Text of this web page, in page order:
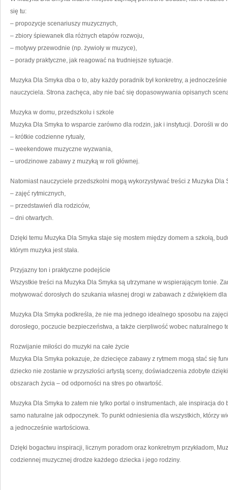
się tu:
– propozycje scenariuszy muzycznych,
– zbiory śpiewanek dla różnych etapów rozwoju,
– motywy przewodnie (np. żywioły w muzyce),
– porady praktyczne, jak reagować na trudniejsze sytuacje.
Muzyka Dla Smyka dba o to, aby każdy poradnik był konkretny, a
nauczyciela. Strona zachęca, aby nie bać się dopasowywania opisanych
Muzyka w domu, przedszkolu i szkole
Muzyka Dla Smyka to wsparcie zarówno dla rodzin, jak i instytucji. Dorośli w
– krótkie codzienne rytuały,
– weekendowe muzyczne wyzwania,
– urodzinowe zabawy z muzyką w roli głównej.
Natomiast nauczyciele przedszkolni mogą wykorzystywać treści z Muzyka Dla
– zajęć rytmicznych,
– przedstawień dla rodziców,
– dni otwartych.
Dzięki temu Muzyka Dla Smyka staje się mostem między domem a szkołą,
którym muzyka jest stała.
Przyjazny ton i praktyczne podejście
Wszystkie treści na Muzyka Dla Smyka są utrzymane w wspierającym tonie.
motywować dorosłych do szukania własnej drogi w zabawach z dźwiękiem
Muzyka Dla Smyka podkreśla, że nie ma jednego idealnego sposobu na
dorosłego, poczucie bezpieczeństwa, a także cierpliwość wobec naturalnego
Rozwijanie miłości do muzyki na całe życie
Muzyka Dla Smyka pokazuje, że dziecięce zabawy z rytmem mogą stać się
dziecko nie zostanie w przyszłości artystą sceny, doświadczenia zdobyte
obszarach życia – od odporności na stres po otwartość.
Muzyka Dla Smyka to zatem nie tylko portal o instrumentach, ale inspiracja
samo naturalne jak odpoczynek. To punkt odniesienia dla wszystkich, którzy
a jednocześnie wartościowa.
Dzięki bogactwu inspiracji, licznym poradom oraz konkretnym przykładom,
codziennej muzycznej drodze każdego dziecka i jego rodziny.